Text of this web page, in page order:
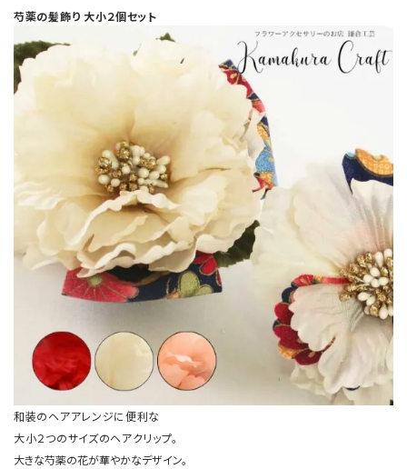
芍薬の髪飾り 大小２個セット
和装のヘアアレンジに便利な
大小２つのサイズのヘアクリップ。
大きな芍薬の花が華やかなデザイン。